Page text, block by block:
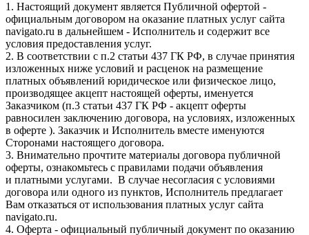
1. Настоящий документ является Публичной офертой -
официальным договором на оказание платных услуг сайта
navigato.ru в дальнейшем - Исполнитель и содержит все
условия предоставления услуг.
2. В соответствии с п.2 статьи 437 ГК РФ, в случае принятия
изложенных ниже условий и расценок на размещение
платных объявлений юридическое или физическое лицо,
производящее акцепт настоящей оферты, именуется
Заказчиком (п.3 статьи 437 ГК РФ - акцепт оферты
равносилен заключению договора, на условиях, изложенных
в оферте ). Заказчик и Исполнитель вместе именуются
Сторонами настоящего договора.
3. Внимательно прочтите материалы договора публичной
оферты, ознакомьтесь с правилами подачи объявления
и платными услугами. В случае несогласия с условиями
договора или одного из пунктов, Исполнитель предлагает
Вам отказаться от использования платных услуг сайта
navigato.ru.
4. Оферта - официальный публичный документ по оказанию